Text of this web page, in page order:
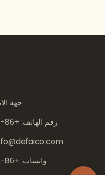
جهة
رقم الهاتف: +86-
واتساب: +86-